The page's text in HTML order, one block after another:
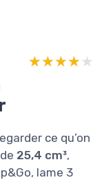
★★★★★
★★★★★
ce qu’on
25,4 cm³,
lame 3